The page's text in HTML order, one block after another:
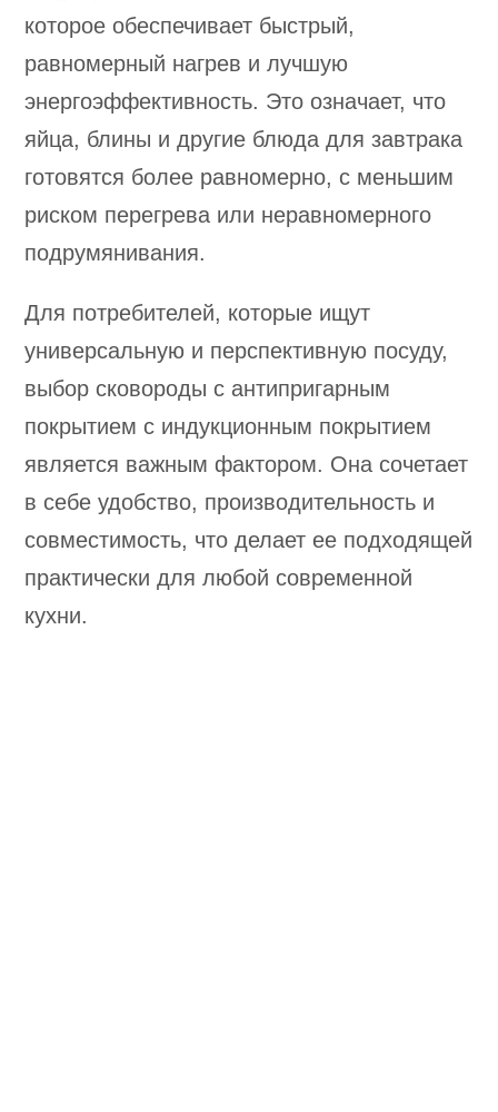
которое обеспечивает быстрый,
равномерный нагрев и лучшую
энергоэффективность. Это означает, что
яйца, блины и другие блюда для завтрака
готовятся более равномерно, с меньшим
риском перегрева или неравномерного
подрумянивания.
Для потребителей, которые ищут
универсальную и перспективную посуду,
выбор сковороды с антипригарным
покрытием с индукционным покрытием
является важным фактором. Она сочетает
в себе удобство, производительность и
совместимость, что делает ее подходящей
практически для любой современной
кухни.